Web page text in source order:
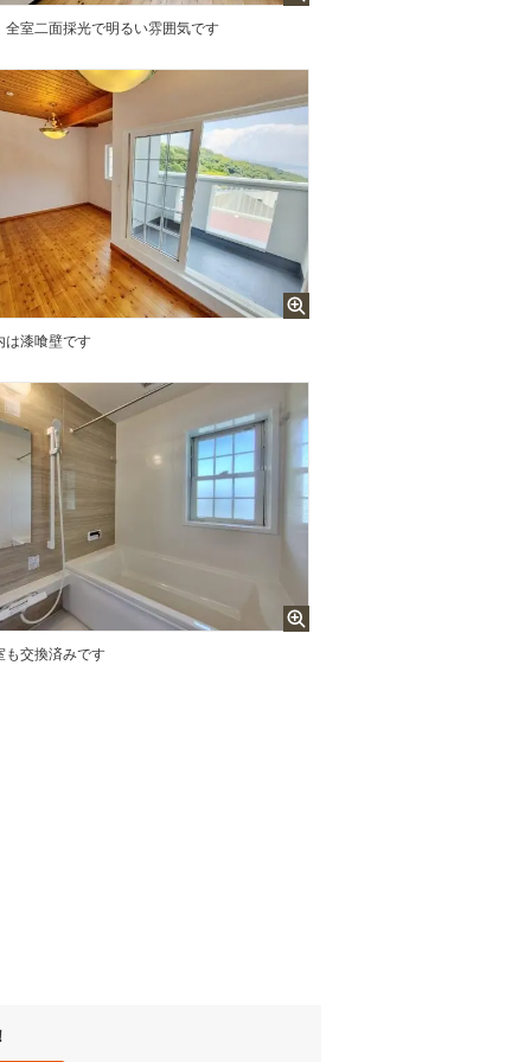
全室二面採光で明るい雰囲気です
は漆喰壁です
も交換済みです